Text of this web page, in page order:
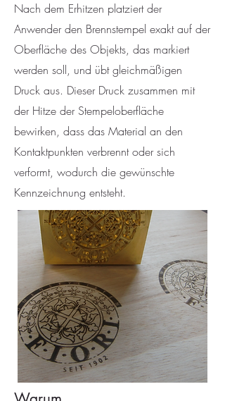
Nach dem Erhitzen platziert der
Anwender den Brennstempel exakt auf der
Oberfläche des Objekts, das markiert
werden soll, und übt gleichmäßigen
Druck aus. Dieser Druck zusammen mit
der Hitze der Stempeloberfläche
bewirken, dass das Material an den
Kontaktpunkten verbrennt oder sich
verformt, wodurch die gewünschte
Kennzeichnung entsteht.